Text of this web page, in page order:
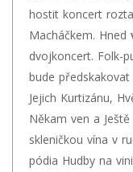
hostit koncert
Macháčkem. Hned
dvojkoncert. Folk-
bude
Jejich Kurtizánu,
Někam ven a
skleničkou vína v
pódia Hudby na